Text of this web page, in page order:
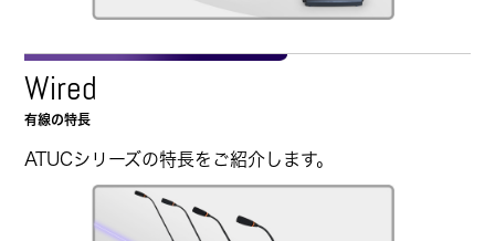
Wired
有線の特長
ATUCシリーズの特長をご紹介します。